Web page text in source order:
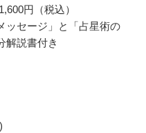
円（税込）
ッセージ」と「占星術の
解説書付き